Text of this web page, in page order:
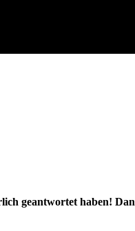
geantwortet haben!